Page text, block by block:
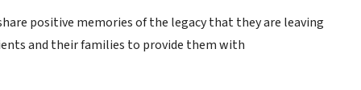
positive memories of the legacy that they are leaving
and their families to provide them with